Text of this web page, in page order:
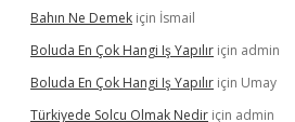
Bahın Ne Demek için İsmail
Boluda En Çok Hangi Iş Yapılır için admin
Boluda En Çok Hangi Iş Yapılır için Umay
Türkiyede Solcu Olmak Nedir için admin